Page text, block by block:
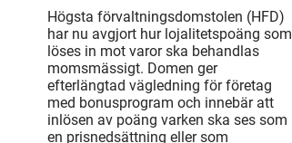
Högsta förvaltningsdomstolen (HFD)
har nu avgjort hur lojalitetspoäng som
löses in mot varor ska behandlas
momsmässigt. Domen ger
efterlängtad vägledning för företag
med bonusprogram och innebär att
inlösen av poäng varken ska ses som
en prisnedsättning eller som